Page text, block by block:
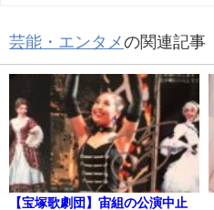
芸能・エンタメの関連記事
【宝塚歌劇団】宙組の公演中止